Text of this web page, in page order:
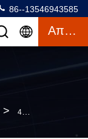
86--13546943585
Απόσπασμα
> 48V Ηλεκτρικό Αυτοκίνητο Γκολφ Με Τα Πλαίσια 2 Αργιλίου Ειδικό Φρένο Δίσκων Προσώπων